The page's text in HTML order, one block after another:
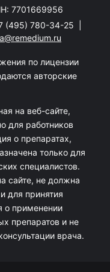
7701669956
(495) 780-34-25
по лицензии
авторские
на веб-сайте,
для работников
о препаратах,
только для
специалистов.
сайте, не должна
для принятия
о применении
препаратов и не
врача.